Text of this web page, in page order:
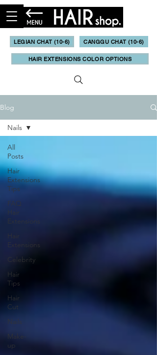
LEGIAN CHAT (10-6) CANGGU CHAT (10-6)
HAIR EXTENSIONS COLOR OPTIONS
Blog
All
Posts
Hair
Extensions
Tips
FAQ
Hair
Extensions
Hair
Extensions
Celebrity
Hair
Tips
Hair
Cut
Nails
Make-
up
Nails